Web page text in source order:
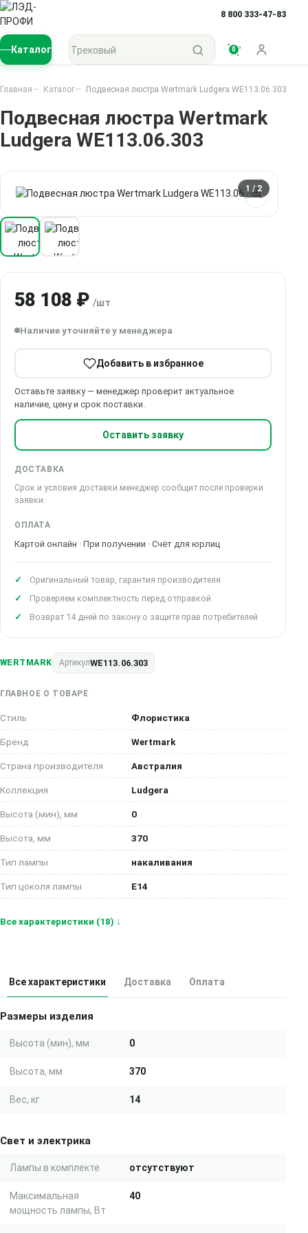
8 800 333-47-83
Каталог
Поиск по каталогу
0
Войти
Главная Каталог Подвесная люстра Wertmark Ludgera WE113.06.303
Подвесная люстра Wertmark
Ludgera WE113.06.303
1 / 2
WERTMARK АртикулWE113.06.303
ГЛАВНОЕ О ТОВАРЕ
Стиль Флористика
Бренд Wertmark
Страна производителя Австралия
Коллекция Ludgera
Высота (мин), мм 0
Высота, мм 370
Тип лампы накаливания
Тип цоколя лампы E14
Все характеристики (18) ↓
58 108 ₽ /шт
Наличие уточняйте у менеджера
Добавить в избранное
Оставьте заявку — менеджер проверит актуальное
наличие, цену и срок поставки.
Оставить заявку
ДОСТАВКА
Срок и условия доставки менеджер сообщит после проверки
заявки.
ОПЛАТА
Картой онлайн · При получении · Счёт для юрлиц
Оригинальный товар, гарантия производителя
Проверяем комплектность перед отправкой
Возврат 14 дней по закону о защите прав потребителей
Все характеристики Доставка Оплата
Размеры изделия
Высота (мин), мм 0
Высота, мм 370
Вес, кг 14
Свет и электрика
Лампы в комплекте отсутствуют
Максимальная
мощность лампы, Вт
40